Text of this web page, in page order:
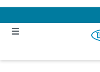
content
navigation
menu